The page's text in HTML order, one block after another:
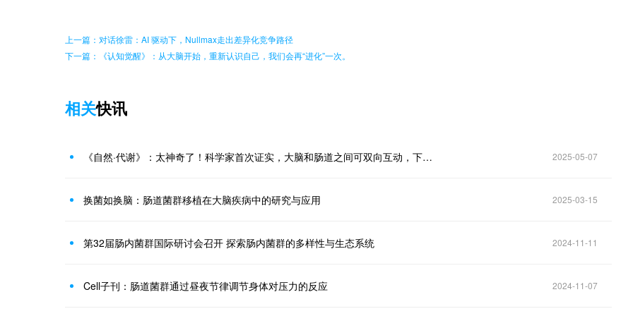
上一篇：对话徐雷：AI 驱动下，Nullmax走出差异化竞争路径
下一篇：《认知觉醒》：从大脑开始，重新认识自己，我们会再“进化”一次。
相关快讯
《自然·代谢》：太神奇了！科学家首次证实，大脑和肠道之间可双向互动，下丘脑可以在2-4小时内改变小鼠肠道菌群 2025-05-07
换菌如换脑：肠道菌群移植在大脑疾病中的研究与应用 2025-03-15
第32届肠内菌群国际研讨会召开 探索肠内菌群的多样性与生态系统 2024-11-11
Cell子刊：肠道菌群通过昼夜节律调节身体对压力的反应 2024-11-07